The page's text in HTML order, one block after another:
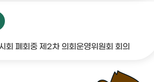
회 폐회중 제2차 의회운영위원회 회의